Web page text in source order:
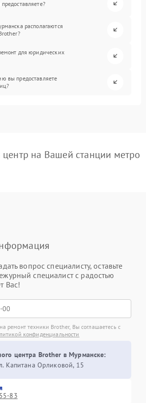
располагаются
для юридических
вы предоставляете
на Вашей станции метро
вопрос специалисту, оставьте
специалист с радостью
Вас!
ремонт техники Brother, Вы соглашаетесь с
конфиденциальности
центра Brother в Мурманске:
Капитана Орликовой, 15
83